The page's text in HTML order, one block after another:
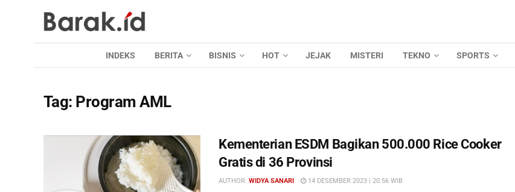
INDEKS BERITA BISNIS HOT JEJAK MISTERI TEKNO SPORTS
Tag: Program AML
Kementerian ESDM Bagikan 500.000 Rice Cooker
Gratis di 36 Provinsi
AUTHOR: WIDYA SANARI 14 DESEMBER 2023 | 20:56 WIB